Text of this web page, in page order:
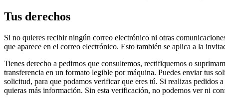
Tus derechos
Si no quieres recibir ningún correo electrónico ni otras
que aparece en el correo electrónico. Esto también se aplica a la
Tienes derecho a pedirnos que consultemos, rectifiquemos o
transferencia en un formato legible por máquina. Puedes enviar tus
solicitud, para que podamos verificar que eres tú. Si realizas pedidos
quieras más información. Sin esta verificación, no podemos ver ni